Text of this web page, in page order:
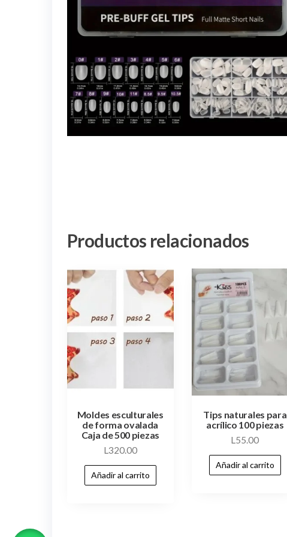
Productos relacionados
Moldes esculturales
de forma ovalada
Caja de 500 piezas
L320.00
Añadir al carrito
Tips naturales para
acrílico 100 piezas
L55.00
Añadir al carrito